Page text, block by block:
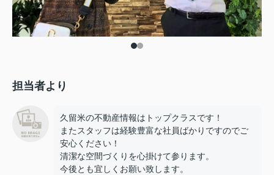
担当者より
久留米の不動産情報はトップクラスです！
またスタッフは経験豊富な社員ばかりですのでご
安心ください！
清潔な空間づくりを心掛けて参ります。
今後とも宜しくお願い致します。